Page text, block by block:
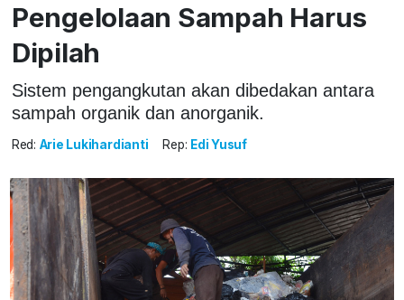
Pengelolaan Sampah Harus
Dipilah
Sistem pengangkutan akan dibedakan antara
sampah organik dan anorganik.
Red: Arie Lukihardianti Rep: Edi Yusuf